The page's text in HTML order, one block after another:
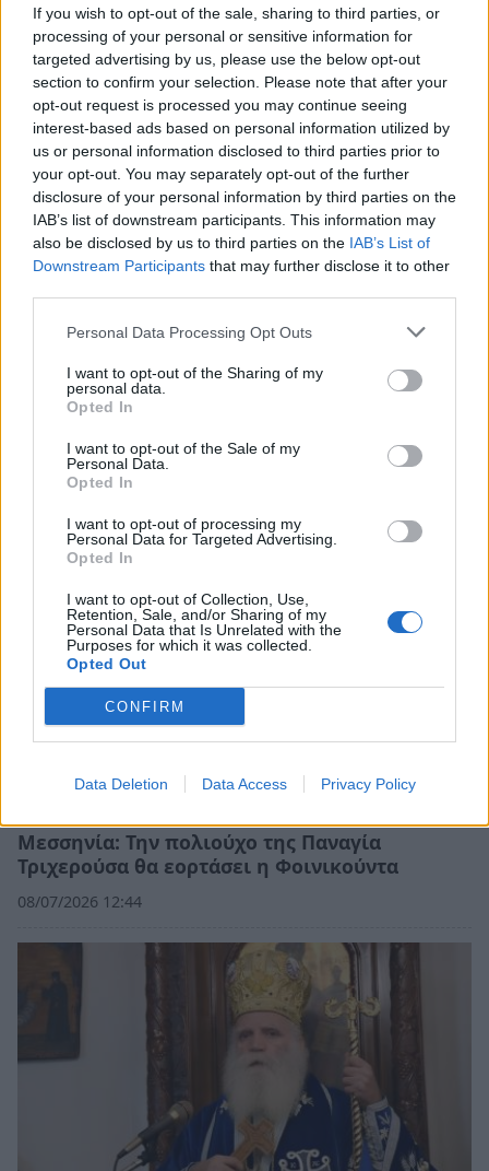
If you wish to opt-out of the sale, sharing to third parties, or
processing of your personal or sensitive information for
targeted advertising by us, please use the below opt-out
section to confirm your selection. Please note that after your
opt-out request is processed you may continue seeing
interest-based ads based on personal information utilized by
us or personal information disclosed to third parties prior to
your opt-out. You may separately opt-out of the further
disclosure of your personal information by third parties on the
IAB’s list of downstream participants. This information may
also be disclosed by us to third parties on the IAB’s List of
Downstream Participants that may further disclose it to other
Personal Data Processing Opt Outs
I want to opt-out of the Sharing of my
personal data.
Opted In
I want to opt-out of the Sale of my
Personal Data.
Opted In
I want to opt-out of processing my
Personal Data for Targeted Advertising.
Opted In
I want to opt-out of Collection, Use,
Retention, Sale, and/or Sharing of my
Personal Data that Is Unrelated with the
Purposes for which it was collected.
Opted Out
CONFIRM
Data Deletion Data Access Privacy Policy
Σπάρτη: Πανηγυρίζει ο Ιδρυματικός Ναός του
Ασύλου Ανιάτων «Άγιος Παντελεήμων»
21/07/2026 19:14
Γιορτή Προφήτη Ηλία: Γιατί οι εκκλησίες του
είναι πάντα ψηλά
Μεσσηνία: Την πολιούχο της Παναγία
Τριχερούσα θα εορτάσει η Φοινικούντα
08/07/2026 12:44